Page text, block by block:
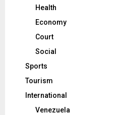
Health
Economy
Court
Social
Sports
Tourism
International
Venezuela